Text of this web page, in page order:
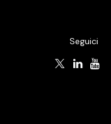
Seguici